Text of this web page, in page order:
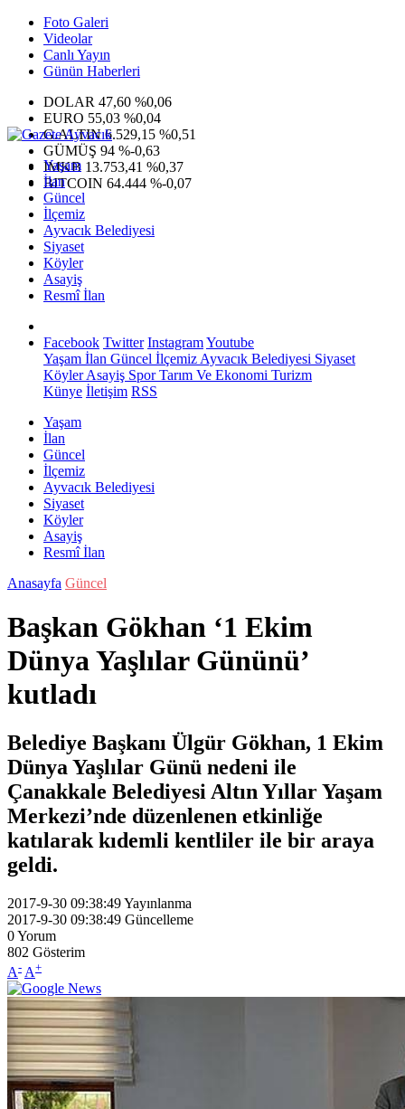
Foto Galeri
Videolar
Canlı Yayın
Günün Haberleri
DOLAR 47,60 %0,06
EURO 55,03 %0,04
G.ALTIN6.529,15 %0,51
GÜMÜŞ 94 %-0,63
IMKB 13.753,41 %0,37
BITCOIN 64.444 %-0,07
Yaşam
İlan
Güncel
İlçemiz
Ayvacık Belediyesi
Siyaset
Köyler
Asayiş
Resmî İlan
Facebook Twitter InstagramYoutube
Yaşam İlan Güncel İlçemiz Ayvacık Belediyesi Siyaset
KöylerAsayiş SporTarım Ve Ekonomi Turizm
Künye İletişim RSS
Yaşam
İlan
Güncel
İlçemiz
Ayvacık Belediyesi
Siyaset
Köyler
Asayiş
Resmî İlan
Anasayfa Güncel
Başkan Gökhan ‘1 Ekim
Dünya Yaşlılar Gününü’
kutladı
Belediye Başkanı Ülgür Gökhan, 1 Ekim
Dünya Yaşlılar Günü nedeni ile
Çanakkale Belediyesi Altın Yıllar Yaşam
Merkezi’nde düzenlenen etkinliğe
katılarak kıdemli kentliler ile bir araya
geldi.
2017-9-30 09:38:49Yayınlanma
2017-9-30 09:38:49 Güncelleme
0Yorum
802 Gösterim
A- A+